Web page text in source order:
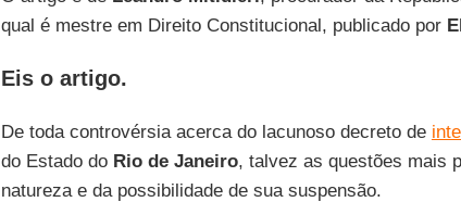
qual é mestre em Direito Constitucional, publicado por
Eis o artigo.
De toda controvérsia acerca do lacunoso decreto de
do Estado do Rio de Janeiro, talvez as questões mais
natureza e da possibilidade de sua suspensão.